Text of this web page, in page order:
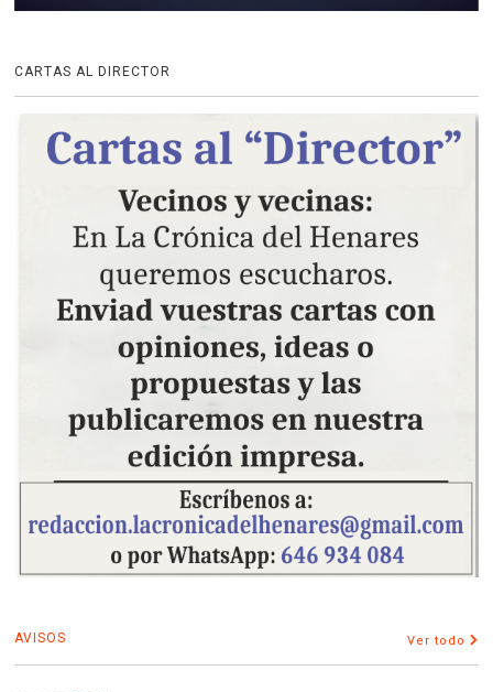
CARTAS AL DIRECTOR
AVISOS Ver todo